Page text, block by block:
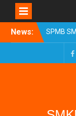
News:
SPMB
Tahun
Resmi
Tahun
Reguler